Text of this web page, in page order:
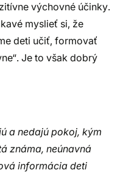
výchovné účinky.
myslieť si, že
deti učiť, formovať
Je to však dobrý
a nedajú pokoj, kým
známa, neúnavná
informácia deti